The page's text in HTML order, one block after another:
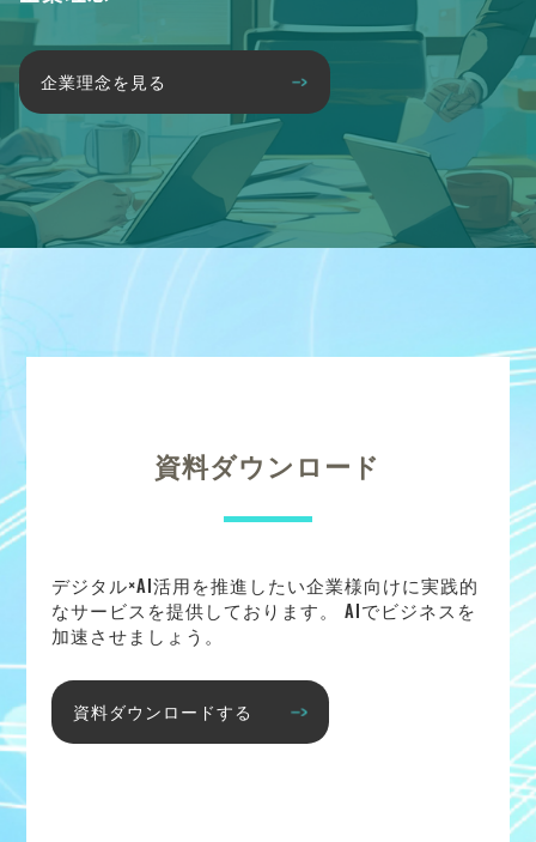
企業理念を見る
資料ダウンロード
デジタル×AI活用を推進したい企業様向けに実践的
なサービスを提供しております。 AIでビジネスを
加速させましょう。
資料ダウンロードする